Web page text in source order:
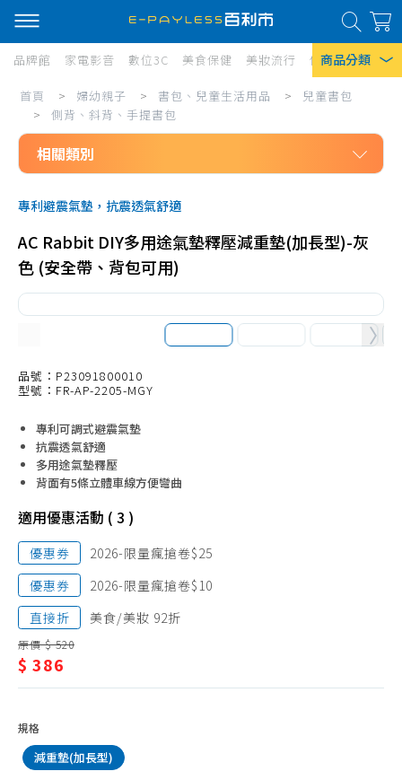
商品分類
熱門搜尋
風扇
口罩
除濕機
衛生紙
Iphone 17
品牌館 家電影音 數位3C 美食保健 美妝流行 傢俱寢具 居
婦
親
子/
書
包、
兒
童
用
品/
兒
童
書
包/
側
背、
斜
背、
手
書
首頁 > 婦幼親子 > 書包、兒童生活用品 >
兒童書包
>
側背、斜背、手提書包
相關類別
兒童書包
後背書包
拉桿書包
防走失背包
小童背包、寶寶包
其他款式包
專利避震氣墊，抗震透氣舒適
AC Rabbit DIY多用途氣墊釋壓減重墊(加長型)-灰
色 (安全帶、背包可用)
品號：P23091800010
型號：FR-AP-2205-MGY
專利可調式避震氣墊
抗震透氣舒適
多用途氣墊釋壓
背面有5條立體車線方便彎曲
適用優惠活動 ( 3 )
優惠券
2026-限量瘋搶卷$25
優惠券
2026-限量瘋搶卷$10
直接折
美食/美妝 92折
原價 $ 520
$ 386
規格
減重墊(加長型)